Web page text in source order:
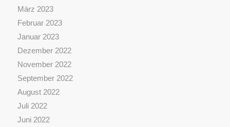
März 2023
Februar 2023
Januar 2023
Dezember 2022
November 2022
September 2022
August 2022
Juli 2022
Juni 2022